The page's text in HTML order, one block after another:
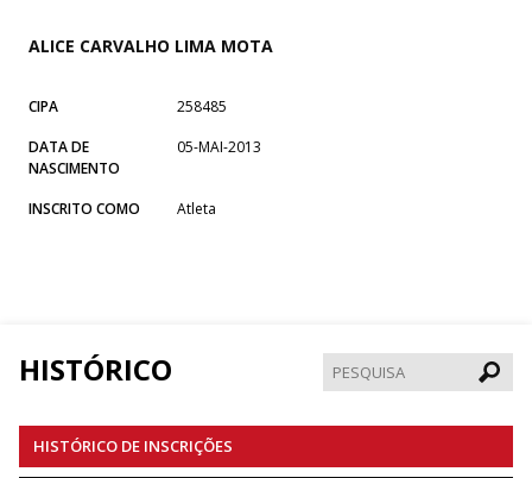
ALICE CARVALHO LIMA MOTA
CIPA
258485
DATA DE
NASCIMENTO
05-MAI-2013
INSCRITO COMO Atleta
HISTÓRICO
HISTÓRICO DE INSCRIÇÕES